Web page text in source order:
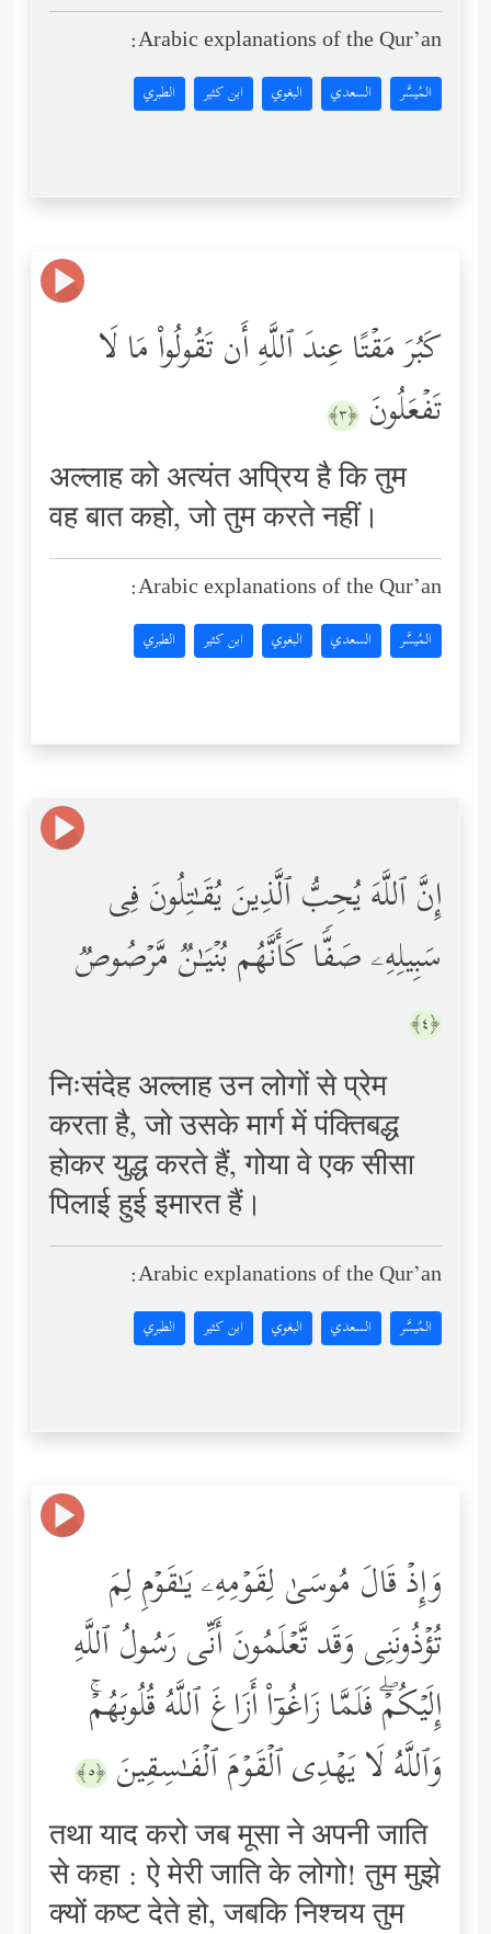
Arabic explanations of the Qur’an:
المُيسَّر السعدي البغوي ابن كثير الطبري
كَبُرَ مَقۡتًا عِندَ ٱللَّهِ أَن تَقُولُواْ مَا لَا
تَفۡعَلُونَ ﴿٣﴾
अल्लाह को अत्यंत अप्रिय है कि तुम
वह बात कहो, जो तुम करते नहीं।
Arabic explanations of the Qur’an:
المُيسَّر السعدي البغوي ابن كثير الطبري
إِنَّ ٱللَّهَ یُحِبُّ ٱلَّذِینَ یُقَـٰتِلُونَ فِی
سَبِیلِهِۦ صَفࣰّا كَأَنَّهُم بُنۡیَـٰنࣱ مَّرۡصُوصࣱ
﴿٤﴾
निःसंदेह अल्लाह उन लोगों से प्रेम
करता है, जो उसके मार्ग में पंक्तिबद्ध
होकर युद्ध करते हैं, गोया वे एक सीसा
पिलाई हुई इमारत हैं।
Arabic explanations of the Qur’an:
المُيسَّر السعدي البغوي ابن كثير الطبري
وَإِذۡ قَالَ مُوسَىٰ لِقَوۡمِهِۦ یَـٰقَوۡمِ لِمَ
تُؤۡذُونَنِی وَقَد تَّعۡلَمُونَ أَنِّی رَسُولُ ٱللَّهِ
إِلَیۡكُمۡۖ فَلَمَّا زَاغُوۤاْ أَزَاغَ ٱللَّهُ قُلُوبَهُمۡۚ
وَٱللَّهُ لَا یَهۡدِی ٱلۡقَوۡمَ ٱلۡفَـٰسِقِینَ ﴿٥﴾
तथा याद करो जब मूसा ने अपनी जाति
से कहा : ऐ मेरी जाति के लोगो! तुम मुझे
क्यों कष्ट देते हो, जबकि निश्चय तुम